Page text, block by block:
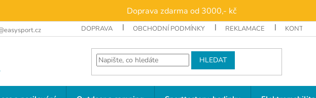
Doprava zdarma od 3000,- kč
DOPRAVA OBCHODNÍ PODMÍNKY REKLAMACE KONTAKTY
HLEDAT